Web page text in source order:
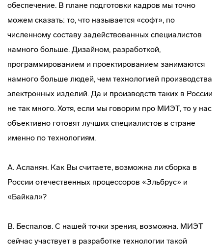
обеспечение. В плане подготовки кадров мы точно
можем сказать: то, что называется «софт», по
численному составу задействованных специалистов
намного больше. Дизайном, разработкой,
программированием и проектированием занимаются
намного больше людей, чем технологией производства
электронных изделий. Да и производств таких в России
не так много. Хотя, если мы говорим про МИЭТ, то у нас
объективно готовят лучших специалистов в стране
именно по технологиям.
А. Асланян. Как Вы считаете, возможна ли сборка в
России отечественных процессоров «Эльбрус» и
«Байкал»?
В. Беспалов. С нашей точки зрения, возможна. МИЭТ
сейчас участвует в разработке технологии такой